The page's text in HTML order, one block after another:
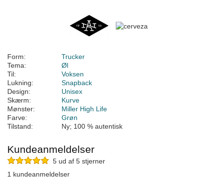
Form:
Trucker
Tema:
Øl
Til:
Voksen
Lukning:
Snapback
Design:
Unisex
Skærm:
Kurve
Mønster:
Miller High Life
Farve:
Grøn
Tilstand:
Ny; 100 % autentisk
Kundeanmeldelser
5 ud af 5 stjerner
1 kundeanmeldelser